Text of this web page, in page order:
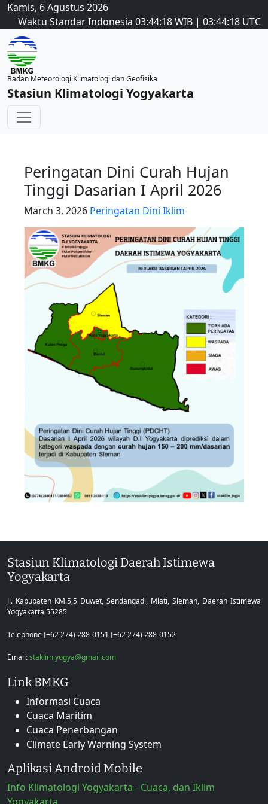
Kamis, 6 Agustus 2026
Waktu Standar Indonesia 03:44:18WIB | 03:44:18 UTC
Badan Meteorologi Klimatologi dan Geofisika
Stasiun Klimatologi Yogyakarta
Peringatan Dini Curah Hujan
Tinggi Dasarian I April 2026
March 3, 2026 Peringatan Dini Iklim
Stasiun Klimatologi Daerah Istimewa
Yogyakarta
Jl. Kabupaten KM.5,5 Duwet, Sendangadi, Mlati, Sleman, Daerah Istimewa
Yogyakarta 55285
Telephone (+62 274) 288-0151 (+62 274) 288-0152
Email:staklim.yogya@gmail.com
Link BMKG
Informasi Cuaca
Cuaca Maritim
Cuaca Penerbangan
Climate Early Warning System
Aplikasi Android Mobile
Info Klimatologi Yogyakarta - Cuaca, dan Iklim